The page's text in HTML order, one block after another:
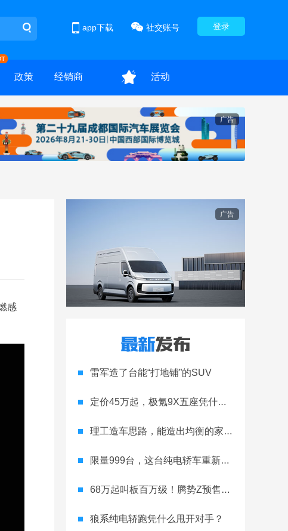
登录
社交账号
app下载
政策 经销商 活动
广告
感
广告
雷军造了台能“打地铺”的SUV
定价45万起，极氪9X五座凭什么领跑高端
理工造车思路，能造出均衡的家用轿跑吗
限量999台，这台纯电轿车重新定义运动家用
68万起叫板百万级！腾势Z预售开启
狼系纯电轿跑凭什么甩开对手？